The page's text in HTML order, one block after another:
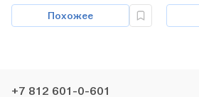
Похожее
+7 812 601-0-601